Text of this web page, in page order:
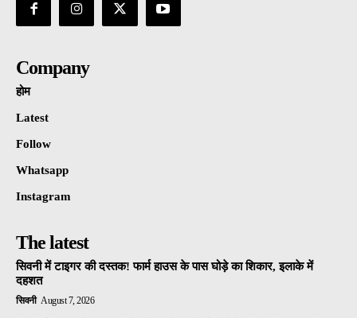
Company
होम
Latest
Follow
Whatsapp
Instagram
The latest
सिवनी में टाइगर की दस्तक! फार्म हाउस के पास घोड़े का शिकार, इलाके में
दहशत
सिवनी August 7, 2026